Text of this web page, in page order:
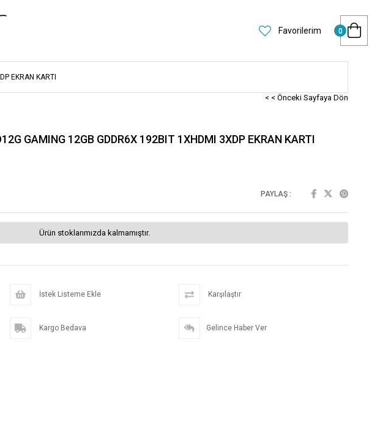
Favorilerim 0
EKRAN KARTI
< < Önceki Sayfaya Dön
GAMING 12GB GDDR6X 192BIT 1XHDMI 3XDP EKRAN KARTI
PAYLAŞ :
Ürün stoklarımızda kalmamıştır.
İstek Listeme Ekle Karşılaştır
Kargo Bedava Gelince Haber Ver